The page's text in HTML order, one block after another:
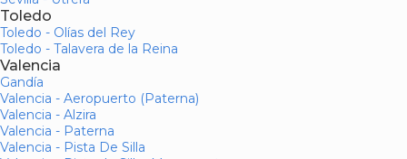
Toledo
Toledo - Olías del Rey
Toledo - Talavera de la Reina
Valencia
Gandía
Valencia - Aeropuerto (Paterna)
Valencia - Alzira
Valencia - Paterna
Valencia - Pista De Silla